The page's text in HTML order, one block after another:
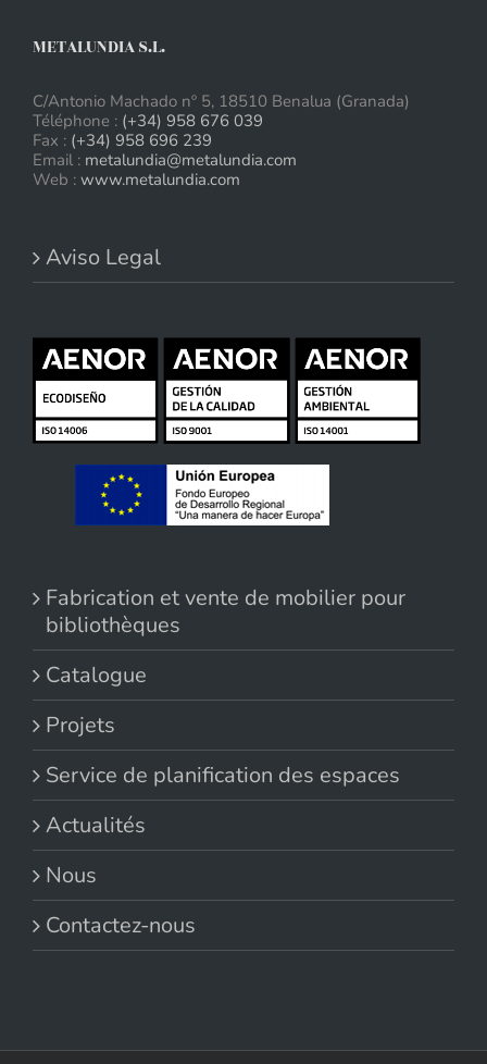
METALUNDIA S.L.
C/Antonio Machado nº 5, 18510 Benalua (Granada)
Téléphone : (+34) 958 676 039
Fax : (+34) 958 696 239
Email : metalundia@metalundia.com
Web : www.metalundia.com
Aviso Legal
Fabrication et vente de mobilier pour
bibliothèques
Catalogue
Projets
Service de planification des espaces
Actualités
Nous
Contactez-nous